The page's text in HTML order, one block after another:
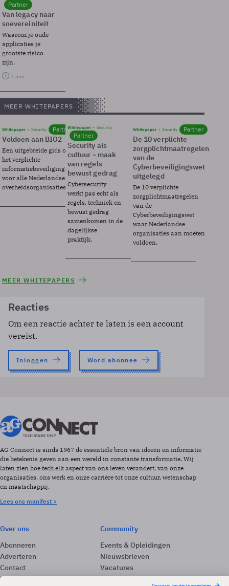
Partner
Van legacy naar
soevereiniteit
Waarom je oude
applicaties je
grootste risico
zijn.
1 min
MEER WHITEPAPERS
Whitepaper Security Partner
Voldoen aan BIO2
Een uitgebreide gids over BIO2,
het verplichte
informatiebeveiligingsframework
voor alle Nederlandse
overheidsorganisaties.
Whitepaper Security
Partner
Security als
cultuur - maak
van regels
bewust gedrag
Cybersecurity
werkt pas echt als
regels, techniek en
bewust gedrag
samenkomen in de
dagelijkse
praktijk.
Whitepaper Security Partner
De 10 verplichte
zorgplichtmaatregelen
van de
Cyberbeveiligingswet
uitgelegd
De 10 verplichte
zorgplichtmaatregelen
van de
Cyberbeveiligingswet
waar Nederlandse
organisaties aan moeten
voldoen.
MEER WHITEPAPERS
Reacties
Om een reactie achter te laten is een account
vereist.
Inloggen Word abonnee
AG Connect is sinds 1967 de essentiële bron van ideeën en informatie
die betekenis geven aan een wereld in constante transformatie. Wij
laten zien hoe tech elk aspect van ons leven verandert, van onze
organisaties, ons werk en onze carrière tot onze cultuur, wetenschap
en maatschappij.
Lees ons manifest >
Over ons
Abonneren
Adverteren
Contact
Colofon
Community
Events & Opleidingen
Nieuwsbrieven
Vacatures
Whitepapers